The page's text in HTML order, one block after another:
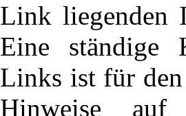
Link liegenden
Eine ständige
Links ist für
Hinweise auf